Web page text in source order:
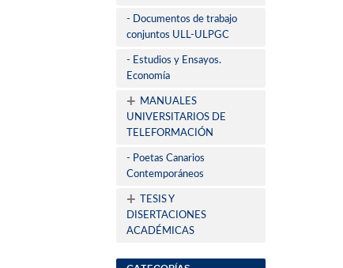
- Documentos de trabajo
conjuntos ULL-ULPGC
- Estudios y Ensayos.
Economía
+
MANUALES
UNIVERSITARIOS DE
TELEFORMACIÓN
- Poetas Canarios
Contemporáneos
+
TESIS Y
DISERTACIONES
ACADÉMICAS